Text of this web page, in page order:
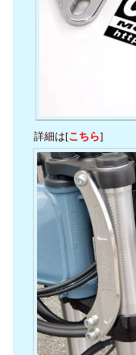
詳細は[こちら]